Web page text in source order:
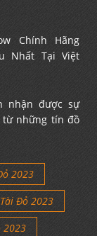
Chính Hãng
Nhất Tại Việt
nhận được sự
những tín đồ
2023
Đỏ 2023
2023